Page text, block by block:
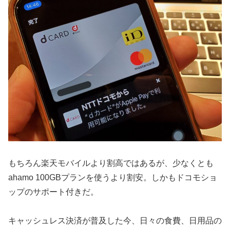
もちろん楽天モバイルより割高ではあるが、少なくとも
ahamo 100GBプランを使うより割安。しかもドコモショ
ップのサポート付きだ。
キャッシュレス決済が普及した今、日々の食費、日用品の